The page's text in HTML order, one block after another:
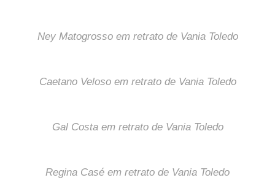
Ney Matogrosso em retrato de Vania Toledo
Caetano Veloso em retrato de Vania Toledo
Gal Costa em retrato de Vania Toledo
Regina Casé em retrato de Vania Toledo